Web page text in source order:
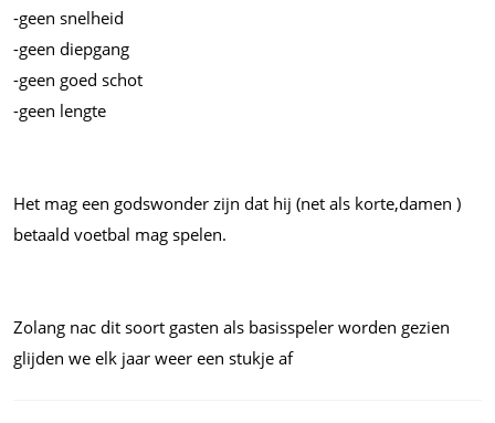
-geen snelheid
-geen diepgang
-geen goed schot
-geen lengte
Het mag een godswonder zijn dat hij (net als korte,damen )
betaald voetbal mag spelen.
Zolang nac dit soort gasten als basisspeler worden gezien
glijden we elk jaar weer een stukje af